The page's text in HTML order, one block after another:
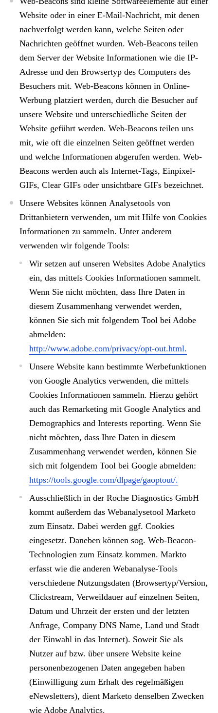
Website oder in einer E-Mail-Nachricht, mit denen
nachverfolgt werden kann, welche Seiten oder
Nachrichten geöffnet wurden. Web-Beacons teilen
dem Server der Website Informationen wie die IP-
Adresse und den Browsertyp des Computers des
Besuchers mit. Web-Beacons können in Online-
Werbung platziert werden, durch die Besucher auf
unsere Website und unterschiedliche Seiten der
Website geführt werden. Web-Beacons teilen uns
mit, wie oft die einzelnen Seiten geöffnet werden
und welche Informationen abgerufen werden. Web-
Beacons werden auch als Internet-Tags, Einpixel-
GIFs, Clear GIFs oder unsichtbare GIFs bezeichnet.
Unsere Websites können Analysetools von
Drittanbietern verwenden, um mit Hilfe von Cookies
Informationen zu sammeln. Unter anderem
verwenden wir folgende Tools:
Wir setzen auf unseren Websites Adobe Analytics
ein, das mittels Cookies Informationen sammelt.
Wenn Sie nicht möchten, dass Ihre Daten in
diesem Zusammenhang verwendet werden,
können Sie sich mit folgendem Tool bei Adobe
abmelden:
http://www.adobe.com/privacy/opt-out.html.
Unsere Website kann bestimmte Werbefunktionen
von Google Analytics verwenden, die mittels
Cookies Informationen sammeln. Hierzu gehört
auch das Remarketing mit Google Analytics and
Demographics and Interests reporting. Wenn Sie
nicht möchten, dass Ihre Daten in diesem
Zusammenhang verwendet werden, können Sie
sich mit folgendem Tool bei Google abmelden:
https://tools.google.com/dlpage/gaoptout/.
Ausschließlich in der Roche Diagnostics GmbH
kommt außerdem das Webanalysetool Marketo
zum Einsatz. Dabei werden ggf. Cookies
eingesetzt. Daneben können sog. Web-Beacon-
Technologien zum Einsatz kommen. Markto
erfasst wie die anderen Webanalyse-Tools
verschiedene Nutzungsdaten (Browsertyp/Version,
Clickstream, Verweildauer auf einzelnen Seiten,
Datum und Uhrzeit der ersten und der letzten
Anfrage, Company DNS Name, Land und Stadt
der Einwahl in das Internet). Soweit Sie als
Nutzer auf bzw. über unsere Website keine
personenbezogenen Daten angegeben haben
(Einwilligung zum Erhalt des regelmäßigen
eNewsletters), dient Marketo denselben Zwecken
wie Adobe Analytics.